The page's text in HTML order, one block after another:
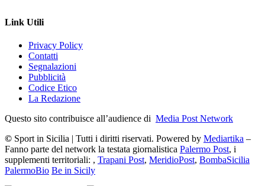
Link Utili
Privacy Policy
Contatti
Segnalazioni
Pubblicità
Codice Etico
La Redazione
Questo sito contribuisce all’audience di Media Post Network
© Sport in Sicilia | Tutti i diritti riservati. Powered by Mediartika –
Fanno parte del network la testata giornalistica Palermo Post, i
supplementi territoriali: , Trapani Post, MeridioPost, BombaSicilia
PalermoBio Be in Sicily